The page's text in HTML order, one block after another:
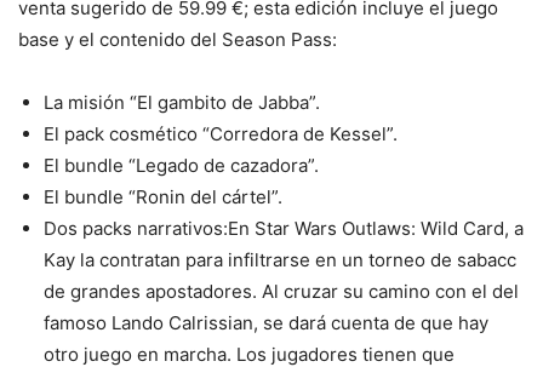
venta sugerido de 59.99 €; esta edición incluye el juego
base y el contenido del Season Pass:
La misión “El gambito de Jabba”.
El pack cosmético “Corredora de Kessel”.
El bundle “Legado de cazadora”.
El bundle “Ronin del cártel”.
Dos packs narrativos:En Star Wars Outlaws: Wild Card, a
Kay la contratan para infiltrarse en un torneo de sabacc
de grandes apostadores. Al cruzar su camino con el del
famoso Lando Calrissian, se dará cuenta de que hay
otro juego en marcha. Los jugadores tienen que